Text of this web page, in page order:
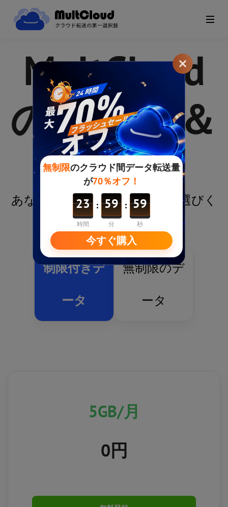
MultCloud
のプラン＆
価格
あなたに最適なMultCloudをお選びく
ださい！
制限付きデ
ータ
無制限のデ
ータ
5GB/月
0円